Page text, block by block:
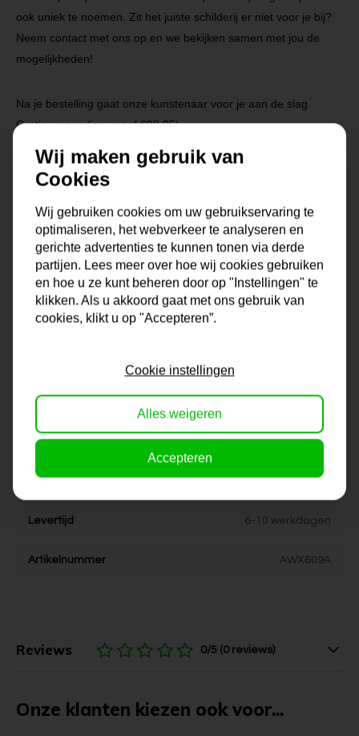
ook uniek te noemen. Zit het juiste schilderij er niet voor je bij?
Neem contact met ons op en we bekijken samen met jou de
mogelijkheden!
Na je bestelling gaat onze kunstenaar voor je aan de slag.
Gratis verzending vanaf €99,95!
Maat
Korte omschrijving
Origineel handgemaakt
schilderij van onze
kunstenaars
100x100, 120x120, 150x150
Dikte 4 cm
Stijl modern
Kleur blauw, roze, aardetinten
Levertijd 6-10 werkdagen
Artikelnummer AWX609A
Reviews 0/5 (0 reviews)
Onze klanten kiezen ook voor...
Wij maken gebruik van
Cookies
Wij gebruiken cookies om uw gebruikservaring te
optimaliseren, het webverkeer te analyseren en
gerichte advertenties te kunnen tonen via derde
partijen. Lees meer over hoe wij cookies gebruiken
en hoe u ze kunt beheren door op "Instellingen" te
klikken. Als u akkoord gaat met ons gebruik van
cookies, klikt u op "Accepteren”.
Cookie instellingen
Alles weigeren
Accepteren